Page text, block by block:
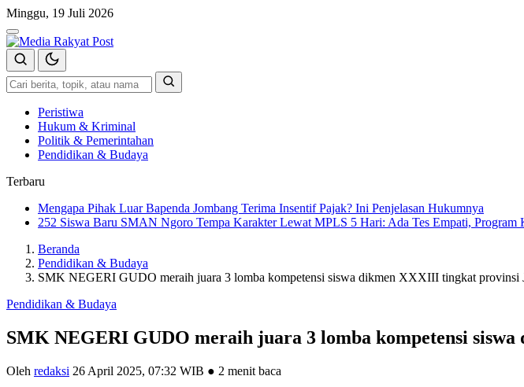
Langsung
ke
konten
Minggu, 19 Juli 2026
Menu
Cari
Cari
Peristiwa
Hukum & Kriminal
Politik & Pemerintahan
Pendidikan & Budaya
Terbaru
Mengapa Pihak Luar Bapenda Jombang Terima Insentif Pajak? Ini Penjelasan Hukumnya
252 Siswa Baru SMAN Ngoro Tempa Karakter Lewat MPLS 5 Hari: Ada Tes Empati, Program
Beranda
Pendidikan & Budaya
SMK NEGERI GUDO meraih juara 3 lomba kompetensi siswa dikmen XXXIII tingkat provinsi
Pendidikan & Budaya
SMK NEGERI GUDO meraih juara 3 lomba kompetensi
Oleh redaksi 26 April 2025, 07:32 WIB ● 2 menit baca